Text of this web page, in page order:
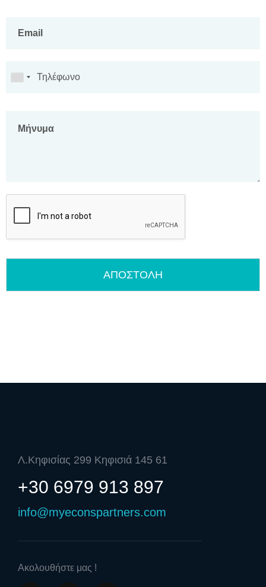
ΑΠΟΣΤΟΛΗ
Λ.Κηφισίας 299 Κηφισιά 145 61
+30 6979 913 897
info@myeconspartners.com
Ακολουθήστε μας !